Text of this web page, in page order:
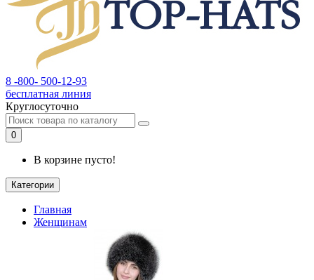
8 -800- 500-12-93
бесплатная линия
Круглосуточно
0
В корзине пусто!
Категории
Главная
Женщинам